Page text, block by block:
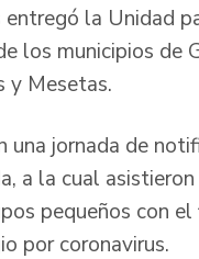
la Unidad
los municipios de
y Mesetas.
jornada de
a la cual
pequeños con
por coronavirus.